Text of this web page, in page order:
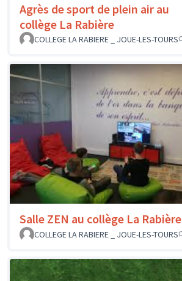
Agrès de sport de plein air au
collège La Rabière
COLLEGE LA RABIERE _ JOUE-LES-TOURS
Salle ZEN au collège La Rabière
COLLEGE LA RABIERE _ JOUE-LES-TOURS